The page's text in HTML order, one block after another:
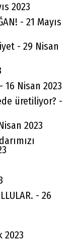
2023
- 21 Mayıs
- 29 Nisan
16 Nisan 2023
üretiliyor? -
2023
- 26
2023